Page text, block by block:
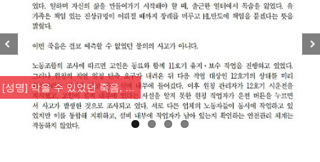
[성명] 막을 수 있었던 죽음, …